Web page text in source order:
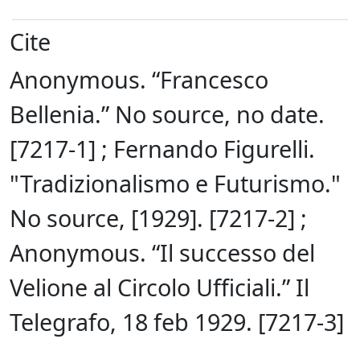
Cite
Anonymous. “Francesco
Bellenia.” No source, no date.
[7217-1] ; Fernando Figurelli.
"Tradizionalismo e Futurismo."
No source, [1929]. [7217-2] ;
Anonymous. “Il successo del
Velione al Circolo Ufficiali.” Il
Telegrafo, 18 feb 1929. [7217-3]